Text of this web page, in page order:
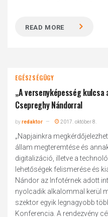
READ MORE
EGÉSZSÉGÜGY
„A versenyképesség
Csepreghy Nándorral
byredaktor 2017. október 8.
„Napjainkra
állam megteremtése és
digitalizáció, illetve a
lehetőségek felismerése és
Nándor az Infotérnek adott
nyolcadik alkalommal kerül
szektor egyik legnagyobb
Konferencia. A rendezvény